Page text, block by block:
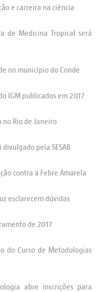
e carreira na ciência
de Medicina Tropical será
no município do Conde
IGM publicados em 2017
no Rio de Janeiro
pela SESAB
contra a Febre Amarela
esclarecem dúvidas
de 2017
do Curso de Metodologias
abre inscrições para